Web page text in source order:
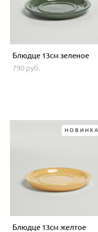
Блюдце 13см зеленое
790 pуб.
НОВИНКА
Блюдце 13см желтое